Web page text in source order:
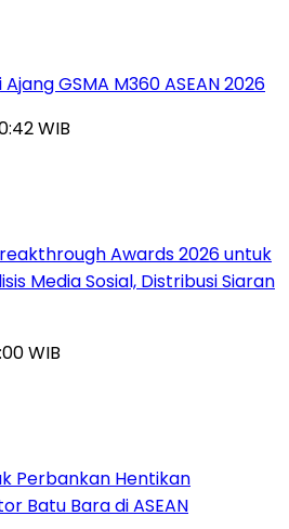
GSMA M360 ASEAN 2026
WIB
Awards 2026 untuk
Media Sosial, Distribusi Siaran
WIB
Perbankan Hentikan
Batu Bara di ASEAN